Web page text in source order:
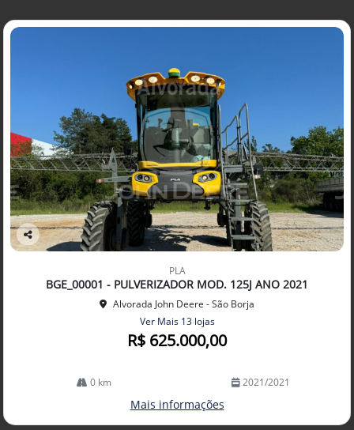
Co
PLA
BGE_00001 - PULVERIZADOR MOD. 125J ANO 2021
Alvorada John Deere - São Borja
Ver Mais 13 lojas
R$ 625.000,00
0 km 2021/2021
Mais informações